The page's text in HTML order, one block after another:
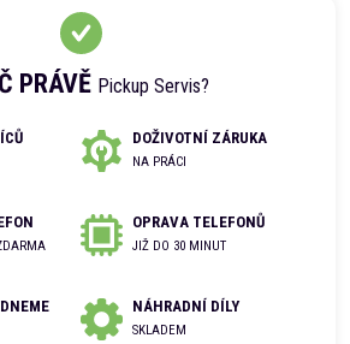
PRÁVĚ Pickup Servis?
DOŽIVOTNÍ ZÁRUKA
NA PRÁCI
OPRAVA TELEFONŮ
JIŽ DO 30 MINUT
NÁHRADNÍ DÍLY
SKLADEM